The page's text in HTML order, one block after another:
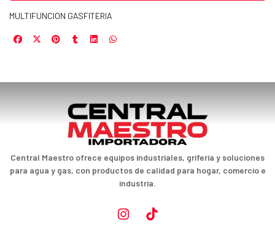
MULTIFUNCION GASFITERIA
Central Maestro ofrece equipos industriales, grifería y soluciones
para agua y gas, con productos de calidad para hogar, comercio e
industria.